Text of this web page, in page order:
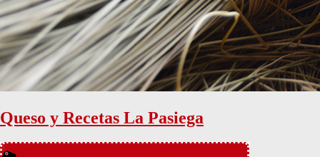
Queso y Recetas La Pasiega